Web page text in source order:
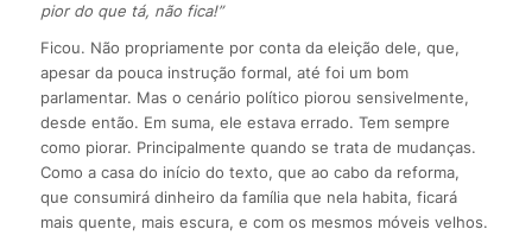
pior do que tá, não fica!”
Ficou. Não propriamente por conta da eleição dele, que,
apesar da pouca instrução formal, até foi um bom
parlamentar. Mas o cenário político piorou sensivelmente,
desde então. Em suma, ele estava errado. Tem sempre
como piorar. Principalmente quando se trata de mudanças.
Como a casa do início do texto, que ao cabo da reforma,
que consumirá dinheiro da família que nela habita, ficará
mais quente, mais escura, e com os mesmos móveis velhos.